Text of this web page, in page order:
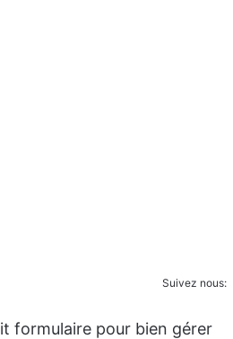
Suivez nous:
formulaire pour bien gérer